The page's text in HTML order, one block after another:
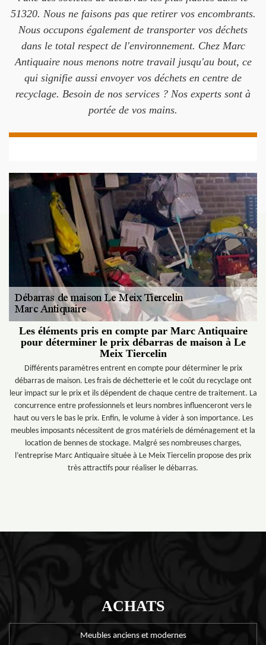
51320. Nous ne faisons pas que retirer vos encombrants.
Nous occupons également de transporter vos déchets
dans le total respect de l'environnement. Chez Marc
Antiquaire nous menons notre travail jusqu'au bout, ce
qui signifie aussi envoyer vos déchets en centre de
recyclage. Besoin de nos services ? Nos experts sont à
portée de vos mains.
Les éléments pris en compte par Marc Antiquaire
pour déterminer le prix débarras de maison à Le
Meix Tiercelin
Différents paramètres entrent en compte pour déterminer le prix
débarras de maison. Les frais de déchetterie et le coût du recyclage ont
leur impact sur le prix et ils dépendent de chaque centre de traitement. La
concurrence entre professionnels et leurs nombres influenceront vers le
haut ou vers le bas le prix. Enfin, le volume à vider à son importance. Les
meubles imposants nécessitent de gros matériels de déménagement et la
location de bennes de stockage. Malgré ses nombreuses charges,
l’entreprise Marc Antiquaire située à Le Meix Tiercelin propose des prix
très attractifs pour réaliser le débarras.
ACHATS
Meubles anciens et modernes